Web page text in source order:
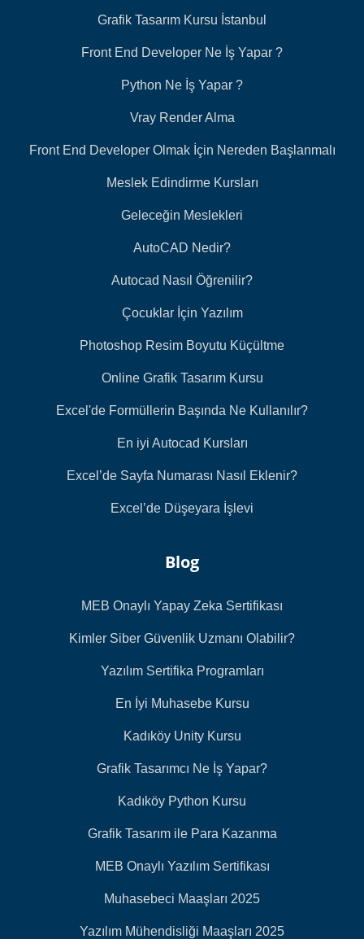
Grafik Tasarım Kursu İstanbul
Front End Developer Ne İş Yapar ?
Python Ne İş Yapar ?
Vray Render Alma
Front End Developer Olmak İçin Nereden Başlanmalı
Meslek Edindirme Kursları
Geleceğin Meslekleri
AutoCAD Nedir?
Autocad Nasıl Öğrenilir?
Çocuklar İçin Yazılım
Photoshop Resim Boyutu Küçültme
Online Grafik Tasarım Kursu
Excel'de Formüllerin Başında Ne Kullanılır?
En iyi Autocad Kursları
Excel’de Sayfa Numarası Nasıl Eklenir?
Excel’de Düşeyara İşlevi
Blog
MEB Onaylı Yapay Zeka Sertifikası
Kimler Siber Güvenlik Uzmanı Olabilir?
Yazılım Sertifika Programları
En İyi Muhasebe Kursu
Kadıköy Unity Kursu
Grafik Tasarımcı Ne İş Yapar?
Kadıköy Python Kursu
Grafik Tasarım ile Para Kazanma
MEB Onaylı Yazılım Sertifikası
Muhasebeci Maaşları 2025
Yazılım Mühendisliği Maaşları 2025